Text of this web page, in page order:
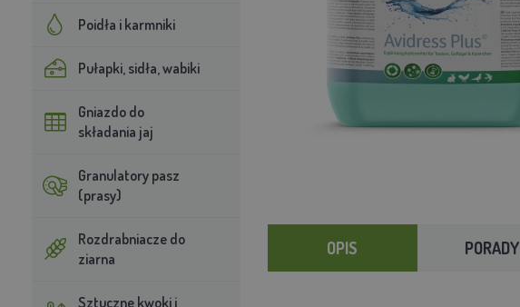
Poidła i karmniki
Pułapki, sidła, wabiki
Gniazdo do
składania jaj
Granulatory pasz
(prasy)
Rozdrabniacze do
ziarna
Sztuczne kwoki i
OPIS PORADY